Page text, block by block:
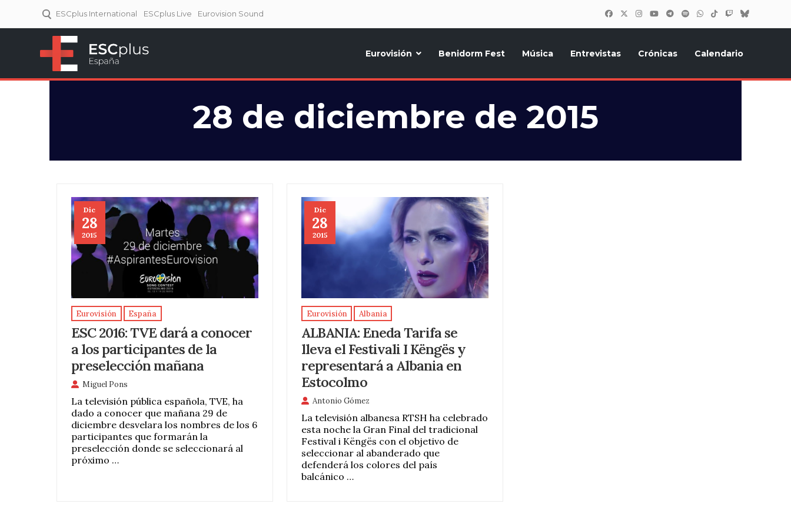
ESCplus International ESCplus Live Eurovision Sound
Eurovisión Benidorm Fest Música Entrevistas Crónicas Calendario
28 de diciembre de 2015
Dic
28
2015
Eurovisión España
ESC 2016: TVE dará a conocer
a los participantes de la
preselección mañana
Miguel Pons
La televisión pública española, TVE, ha
dado a conocer que mañana 29 de
diciembre desvelara los nombres de los 6
participantes que formarán la
preselección donde se seleccionará al
próximo …
Dic
28
2015
Eurovisión Albania
ALBANIA: Eneda Tarifa se
lleva el Festivali I Këngës y
representará a Albania en
Estocolmo
Antonio Gómez
La televisión albanesa RTSH ha celebrado
esta noche la Gran Final del tradicional
Festival i Këngës con el objetivo de
seleccionar al abanderado que
defenderá los colores del país
balcánico …